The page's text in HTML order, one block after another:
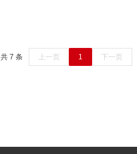
共 7 条 上一页 1 下一页